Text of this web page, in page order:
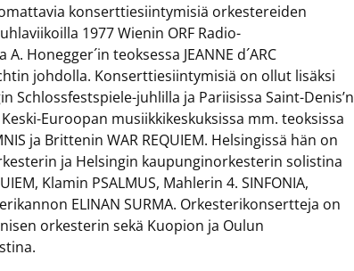
konserttiesiintymisiä orkestereiden
1977 Wienin ORF Radio-
Honegger´in teoksessa JEANNE d´ARC
johdolla. Konserttiesiintymisiä on ollut lisäksi
Schlossfestspiele-juhlilla ja Pariisissa Saint-Denis’n
Euroopan musiikkikeskuksissa mm. teoksissa
ja Brittenin WAR REQUIEM. Helsingissä hän on
ja Helsingin kaupunginorkesterin solistina
Klamin PSALMUS, Mahlerin 4. SINFONIA,
ELINAN SURMA. Orkesterikonsertteja on
orkesterin sekä Kuopion ja Oulun